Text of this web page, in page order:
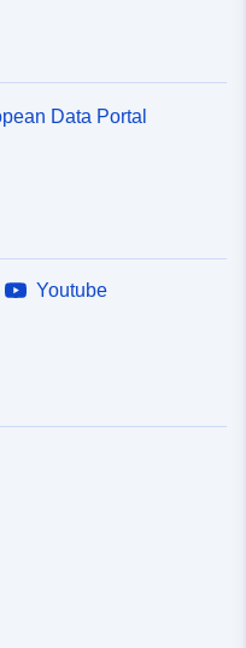
Data Portal
Youtube